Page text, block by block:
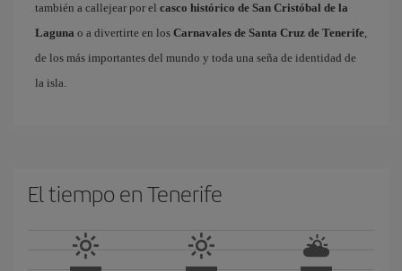
también a callejear por el casco histórico de San Cristóbal de la
Laguna o a divertirte en los Carnavales de Santa Cruz de Tenerife,
de los más importantes del mundo y toda una seña de identidad de
la isla.
El tiempo en Tenerife